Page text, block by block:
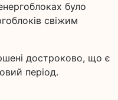
було
свіжим
достроково, що є
період.